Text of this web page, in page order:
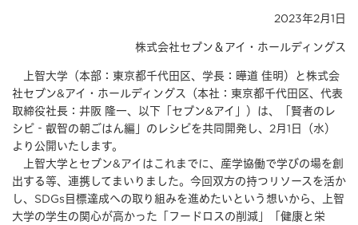
2023年2月1日
株式会社セブン＆アイ・ホールディングス
上智大学（本部：東京都千代田区、学長：曄道 佳明）と株式会
社セブン&アイ・ホールディングス（本社：東京都千代田区、代表
取締役社長：井阪 隆一、以下「セブン&アイ」）は、「賢者のレ
シピ‐叡智の朝ごはん編」のレシピを共同開発し、2月1日（水）
より公開いたします。
上智大学とセブン&アイはこれまでに、産学協働で学びの場を創
出する等、連携してまいりました。今回双方の持つリソースを活か
し、SDGs目標達成への取り組みを進めたいという想いから、上智
大学の学生の関心が高かった「フードロスの削減」「健康と栄